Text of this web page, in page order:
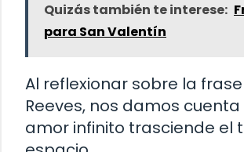
Quizás también te interese:
para San Valentín
Al reflexionar sobre la
Reeves, nos damos
amor infinito trasciende el